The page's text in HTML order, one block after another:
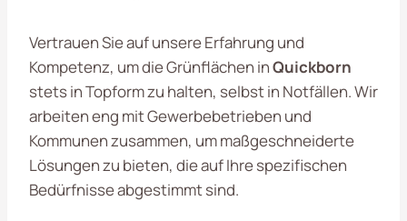
Vertrauen Sie auf unsere Erfahrung und
Kompetenz, um die Grünflächen inQuickborn
stets in Topform zu halten, selbst in Notfällen. Wir
arbeiten eng mit Gewerbebetrieben und
Kommunen zusammen, um maßgeschneiderte
Lösungen zu bieten, die auf Ihre spezifischen
Bedürfnisse abgestimmt sind.